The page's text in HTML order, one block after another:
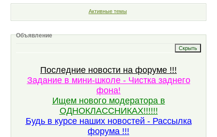
Активные темы
Объявление
Последние новости на форуме !!!
Задание в мини-школе - Чистка заднего
фона!
Ищем нового модератора в
ОДНОКЛАССНИКАХ!!!!!!
Будь в курсе наших новостей - Рассылка
форума !!!